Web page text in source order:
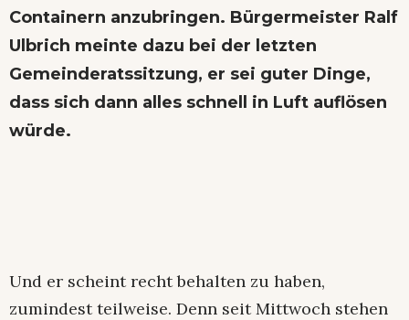
Containern anzubringen. Bürgermeister Ralf
Ulbrich meinte dazu bei der letzten
Gemeinderatssitzung, er sei guter Dinge,
dass sich dann alles schnell in Luft auflösen
würde.
Und er scheint recht behalten zu haben,
zumindest teilweise. Denn seit Mittwoch stehen